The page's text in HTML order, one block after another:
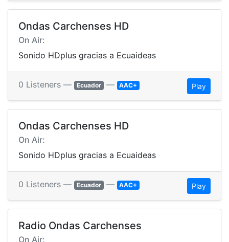
Ondas Carchenses HD
On Air:
Sonido HDplus gracias a Ecuaideas
0 Listeners — Ecuador — AAC+ Play
Ondas Carchenses HD
On Air:
Sonido HDplus gracias a Ecuaideas
0 Listeners — Ecuador — AAC+ Play
Radio Ondas Carchenses
On Air: